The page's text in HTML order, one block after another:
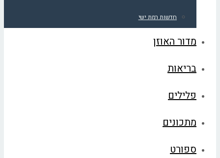
חדשות רמת ישי
מדור האוזן
בריאות
פלילים
מתכונים
ספורט